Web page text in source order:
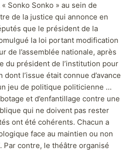
Sonko Sonko » au sein de
de la justice qui annonce en
que le président de la
la loi portant modification
de l’assemblée nationale, après
du président de l’institution pour
l’issue était connue d’avance
jeu de politique politicienne …
et d’enfantillage contre une
qui ne doivent pas rester
ont été cohérents. Chacun a
face au maintien ou non
Par contre, le théâtre organisé